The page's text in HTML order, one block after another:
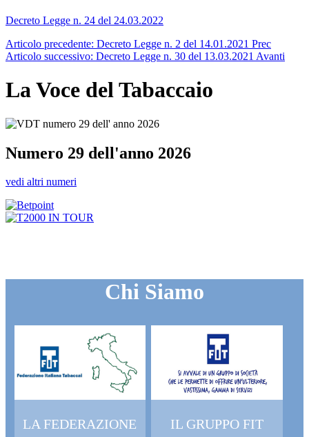
Decreto Legge n. 24 del 24.03.2022
Articolo precedente: Decreto Legge n. 2 del 14.01.2021 Prec
Articolo successivo: Decreto Legge n. 30 del 13.03.2021 Avanti
La Voce del Tabaccaio
Numero 29 dell'anno 2026
vedi altri numeri
Chi Siamo
LA FEDERAZIONE IL GRUPPO FIT